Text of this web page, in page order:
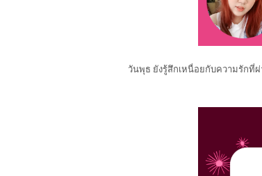
วันพุธ ยังรู้สึกเหนื่อยกับความรักที่